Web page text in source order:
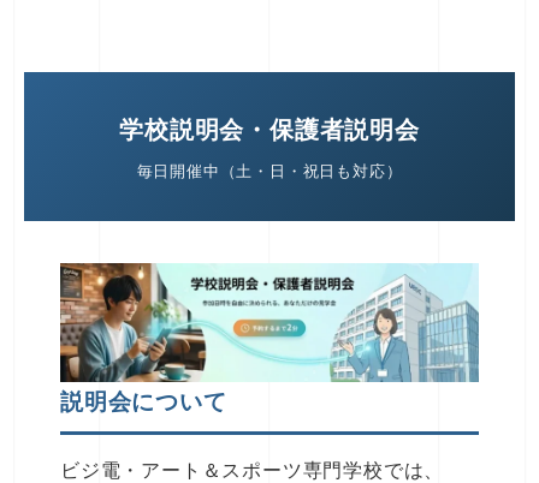
学校説明会・保護者説明会
毎日開催中（土・日・祝日も対応）
説明会について
ビジ電・アート＆スポーツ専門学校では、